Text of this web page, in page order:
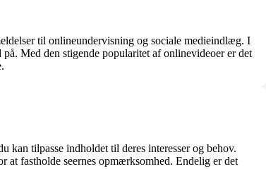
til onlineundervisning og sociale medieindlæg. I
Med den stigende popularitet af onlinevideoer er det
kan tilpasse indholdet til deres interesser og behov.
fastholde seernes opmærksomhed. Endelig er det